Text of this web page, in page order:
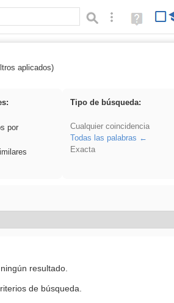
Búsqueda avanzada
Ayuda
(en
ANIMALES
aplicados)
por
Tipo de búsqueda:
Cualquier coincidencia
Todas las palabras
Exacta
resultado.
de búsqueda.